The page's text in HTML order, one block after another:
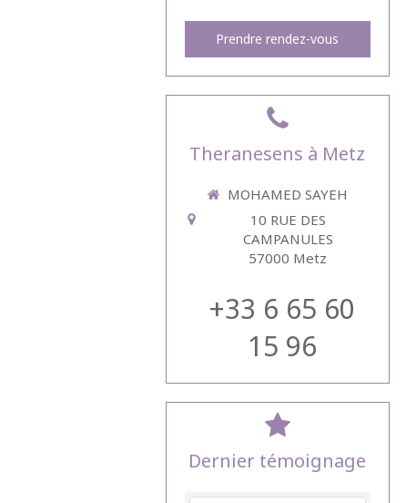
Prendre rendez-vous
Theranesens à Metz
MOHAMED SAYEH
10 RUE DES
CAMPANULES
57000 Metz
+33 6 65 60
15 96
Dernier témoignage